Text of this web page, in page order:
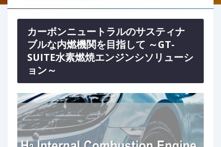
カーボンニュートラルのサスティナ
ブルな内燃機関を目指して ～GT-
SUITE水素燃焼エンジンシソリューシ
ョン～